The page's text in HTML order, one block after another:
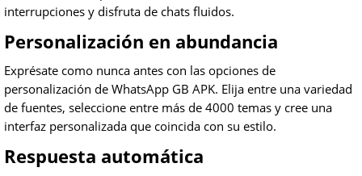
interrupciones y disfruta de chats fluidos.
Personalización en abundancia
Exprésate como nunca antes con las opciones de
personalización de WhatsApp GB APK. Elija entre una variedad
de fuentes, seleccione entre más de 4000 temas y cree una
interfaz personalizada que coincida con su estilo.
Respuesta automática